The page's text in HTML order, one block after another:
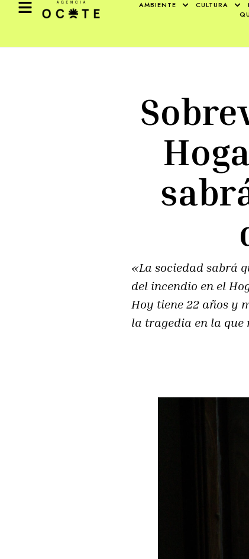
AMBIENTE CULTURA
«La sociedad sabrá
del incendio en el
Hoy tiene 22 años y
la tragedia en la que